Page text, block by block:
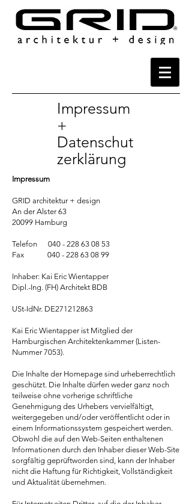
Impressum
+
Datenschut
zerklärung
Impressum
GRID architektur + design
An der Alster 63
20099 Hamburg
Telefon 040 - 228 63 08 53
Fax 040 - 228 63 08 99
Inhaber: Kai Eric Wientapper
Dipl.-Ing. (FH) Architekt BDB
USt-IdNr. DE271212863
Kai Eric Wientapper ist Mitglied der
Hamburgischen Architektenkammer (Listen-
Nummer 7053).
Die Inhalte der Homepage sind urheberrechtlich
geschützt. Die Inhalte dürfen weder ganz noch
teilweise ohne vorherige schriftliche
Genehmigung des Urhebers vervielfältigt,
weitergegeben und/oder veröffentlicht oder in
einem Informationssystem gespeichert werden.
Obwohl die auf den Web-Seiten enthaltenen
Informationen durch den Inhaber dieser Web-Site
sorgfältig geprüftworden sind, kann der Inhaber
nicht die Haftung für Richtigkeit, Vollständigkeit
und Aktualität übernehmen.